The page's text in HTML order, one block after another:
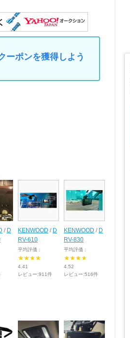
ーポンを獲得しよう
/ D
KENWOOD / D
RV-610
平均評価 :
★★★★
4.41
レビュー:911件
KENWOOD / D
RV-830
平均評価 :
★★★★
4.52
レビュー:516件